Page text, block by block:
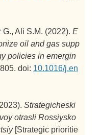
Ali S.M. (2022). E
oil and gas supp
policies in emergin
doi: 10.1016/j.en
Strategicheski
otrasli Rossiysko
[Strategic prioritie